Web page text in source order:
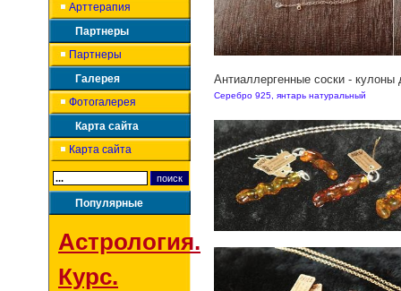
Арттерапия
Партнеры
Партнеры
Галерея
Фотогалерея
Карта сайта
Карта сайта
Популярные
Астрология.
Курс.
Антиаллергенные соски - кулоны
Серебро 925, янтарь натуральный